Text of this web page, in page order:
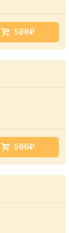
500руб.
500руб.